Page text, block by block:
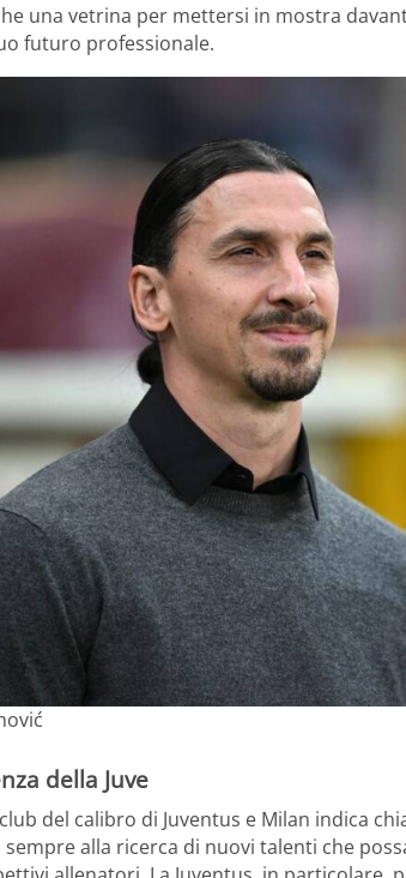
una vetrina per mettersi in mostra
futuro professionale.
della Juve
del calibro di Juventus e Milan indica
alla ricerca di nuovi talenti che